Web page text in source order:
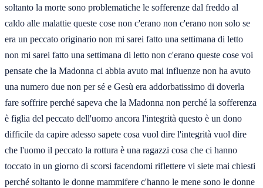
soltanto la morte sono problematiche le sofferenze dal freddo al
caldo alle malattie queste cose non c'erano non c'erano non solo se
era un peccato originario non mi sarei fatto una settimana di letto
non mi sarei fatto una settimana di letto non c'erano queste cose voi
pensate che la Madonna ci abbia avuto mai influenze non ha avuto
una numero due non per sé e Gesù era addorbatissimo di doverla
fare soffrire perché sapeva che la Madonna non perché la sofferenza
è figlia del peccato dell'uomo ancora l'integrità questo è un dono
difficile da capire adesso sapete cosa vuol dire l'integrità vuol dire
che l'uomo il peccato la rottura è una ragazzi cosa che ci hanno
toccato in un giorno di scorsi facendomi riflettere vi siete mai chiesti
perché soltanto le donne mammifere c'hanno le mene sono le donne